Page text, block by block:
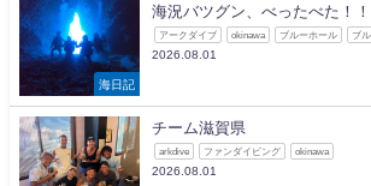
海日記
海況バツグン、べったべた！！
アークダイブ okinawa ブルーホール ブ
2026.08.01
チーム滋賀県
arkdive ファンダイビング okinawa
2026.08.01